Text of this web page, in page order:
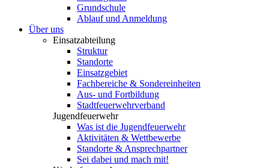
Grundschule
Ablauf und Anmeldung
Über uns
Einsatzabteilung
Struktur
Standorte
Einsatzgebiet
Fachbereiche & Sondereinheiten
Aus- und Fortbildung
Stadtfeuerwehrverband
Jugendfeuerwehr
Was ist die Jugendfeuerwehr
Aktivitäten & Wettbewerbe
Standorte & Ansprechpartner
Sei dabei und mach mit!